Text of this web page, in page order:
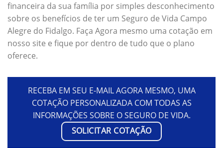
financeira da sua família por simples desconhecimento
sobre os benefícios de ter um Seguro de Vida Campo
Alegre do Fidalgo. Faça Agora mesmo uma cotação em
nosso site e fique por dentro de tudo que o plano
oferece.
RECEBA EM SEU E-MAIL AGORA MESMO, UMA
COTAÇÃO PERSONALIZADA COM TODAS AS
INFORMAÇÕES SOBRE O SEGURO DE VIDA.
SOLICITAR COTAÇÃO